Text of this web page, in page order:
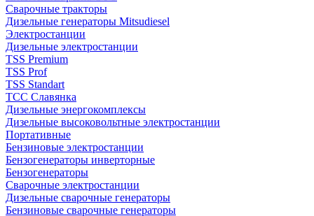
Сварочные тракторы
Дизельные генераторы Mitsudiesel
Электростанции
Дизельные электростанции
TSS Premium
TSS Prof
TSS Standart
ТСС Славянка
Дизельные энергокомплексы
Дизельные высоковольтные электростанции
Портативные
Бензиновые электростанции
Бензогенераторы инверторные
Бензогенераторы
Сварочные электростанции
Дизельные сварочные генераторы
Бензиновые сварочные генераторы